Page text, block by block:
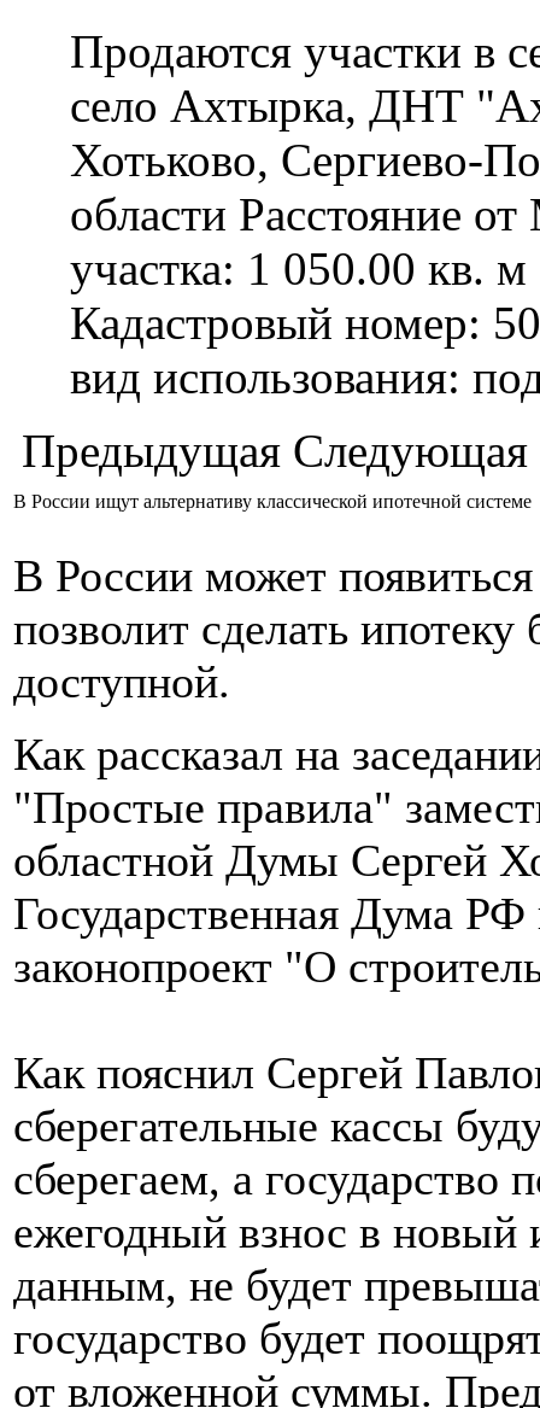
Продаются участки в
село Ахтырка, ДНТ
Хотьково, Сергиево-
области Расстояние
участка: 1 050.00 кв.
Кадастровый номер:
вид использования:
Предыдущая Следующая
В России ищут альтернативу классической ипотечной системе
В России может
позволит сделать
доступной.
Как рассказал на
"Простые правила"
областной Думы Сергей
Государственная Дума
законопроект "О
Как пояснил Сергей
сберегательные кассы
сберегаем, а
ежегодный взнос в новый
данным, не будет
государство будет
от вложенной суммы.